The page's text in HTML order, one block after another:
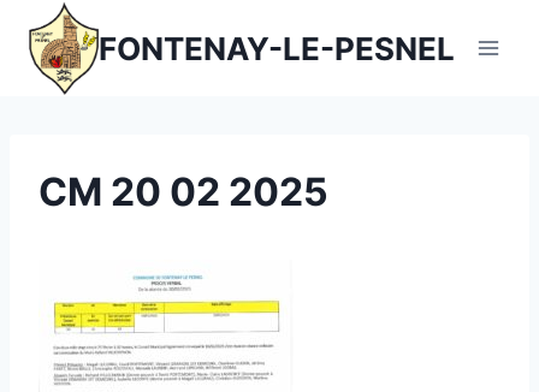
contenu
FONTENAY-LE-PESNEL
CM 20 02 2025